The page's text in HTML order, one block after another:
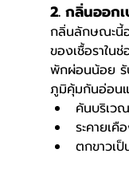
2. กลิ่นออก
กลิ่นลักษณะนี้อ
ของเชื้อราใน
พักผ่อนน้อย รั
ภูมิคุ้มกันอ่อน
คันบริเว
ระคายเคื
ตกขาวเ